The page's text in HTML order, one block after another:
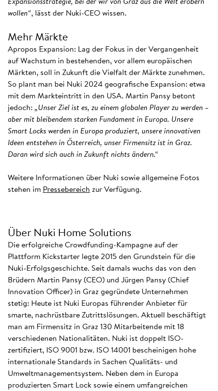
wollen“, lässt der Nuki-CEO wissen.
Mehr Märkte
Apropos Expansion: Lag der Fokus in der Vergangenheit
auf Wachstum in bestehenden, vor allem europäischen
Märkten, soll in Zukunft die Vielfalt der Märkte zunehmen.
So plant man bei Nuki 2024 geografische Expansion: etwa
mit dem Markteintritt in den USA. Martin Pansy betont
jedoch: „Unser Ziel ist es, zu einem globalen Player zu werden –
aber mit bleibendem starken Fundament in Europa. Unsere
Smart Locks werden in Europa produziert, unsere innovativen
Ideen entstehen in Österreich, unser Firmensitz ist in Graz.
Daran wird sich auch in Zukunft nichts ändern.“
Weitere Informationen über Nuki sowie allgemeine Fotos
stehen im Pressebereich zur Verfügung.
Über Nuki Home Solutions
Die erfolgreiche Crowdfunding-Kampagne auf der
Plattform Kickstarter legte 2015 den Grundstein für die
Nuki-Erfolgsgeschichte. Seit damals wuchs das von den
Brüdern Martin Pansy (CEO) und Jürgen Pansy (Chief
Innovation Officer) in Graz gegründete Unternehmen
stetig: Heute ist Nuki Europas führender Anbieter für
smarte, nachrüstbare Zutrittslösungen. Aktuell beschäftigt
man am Firmensitz in Graz 130 Mitarbeitende mit 18
verschiedenen Nationalitäten. Nuki ist doppelt ISO-
zertifiziert, ISO 9001 bzw. ISO 14001 bescheinigen hohe
internationale Standards in Sachen Qualitäts- und
Umweltmanagementsystem. Neben dem in Europa
produzierten Smart Lock sowie einem umfangreichen